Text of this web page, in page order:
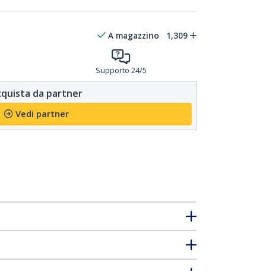
A magazzino 1,309
Supporto 24/5
da partner
Vedi partner